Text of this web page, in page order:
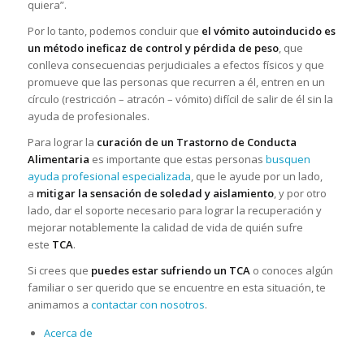
quiera”.
Por lo tanto, podemos concluir que el vómito autoinducido es
un método ineficaz de control y pérdida de peso, que
conlleva consecuencias perjudiciales a efectos físicos y que
promueve que las personas que recurren a él, entren en un
círculo (restricción – atracón – vómito) difícil de salir de él sin la
ayuda de profesionales.
Para lograr la curación de un Trastorno de Conducta
Alimentaria es importante que estas personas busquen
ayuda profesional especializada, que le ayude por un lado,
a mitigar la sensación de soledad y aislamiento, y por otro
lado, dar el soporte necesario para lograr la recuperación y
mejorar notablemente la calidad de vida de quién sufre
este TCA.
Si crees que puedes estar sufriendo un TCAo conoces algún
familiar o ser querido que se encuentre en esta situación, te
animamos a contactar con nosotros.
Acerca de